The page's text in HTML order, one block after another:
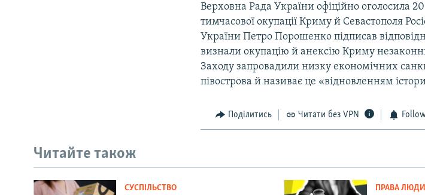
Верховна Рада України офіційно оголосила
тимчасової окупації Криму й Севастополя
України Петро Порошенко підписав
визнали окупацію й анексію Криму
Заходу запровадили низку економічних
півострова й називає це «відновленням
Поділитись Читати без VPN
Читайте також
СУСПІЛЬСТВО ПРАВА